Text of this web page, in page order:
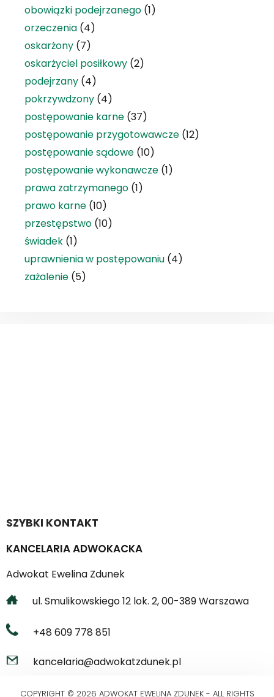
obowiązki podejrzanego (1)
orzeczenia (4)
oskarżony (7)
oskarżyciel posiłkowy (2)
podejrzany (4)
pokrzywdzony (4)
postępowanie karne (37)
postępowanie przygotowawcze (12)
postępowanie sądowe (10)
postępowanie wykonawcze (1)
prawa zatrzymanego (1)
prawo karne (10)
przestępstwo (10)
świadek (1)
uprawnienia w postępowaniu (4)
zażalenie (5)
SZYBKI KONTAKT
KANCELARIA ADWOKACKA
Adwokat Ewelina Zdunek
ul. Smulikowskiego 12 lok. 2, 00-389 Warszawa
+48 609 778 851
kancelaria@adwokatzdunek.pl
COPYRIGHT © 2026 ADWOKAT EWELINA ZDUNEK - ALL RIGHTS